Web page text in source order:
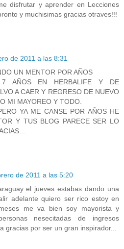
disfrutar y aprender en Lecciones
y muchisimas gracias otraves!!!
de 2011 a las 8:31
UN MENTOR POR AÑOS
AÑOS EN HERBALIFE Y DE
A CAER Y REGRESO DE NUEVO
MI MAYOREO Y TODO.
YA ME CANSE POR AÑOS HE
Y TUS BLOG PARECE SER LO
de 2011 a las 5:20
el jueves estabas dando una
adelante quiero ser rico estoy en
me va bien soy mayorista y
nesecitadas de ingresos
gracias por ser un gran inspirador...